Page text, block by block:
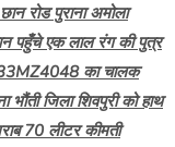
रोड पुराना अमोला
पहुँचे एक लाल रंग की पुत्र
का चालक
जिला शिवपुरी को हाथ
70 लीटर कीमती